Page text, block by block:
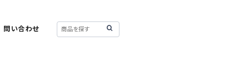
問い合わせ